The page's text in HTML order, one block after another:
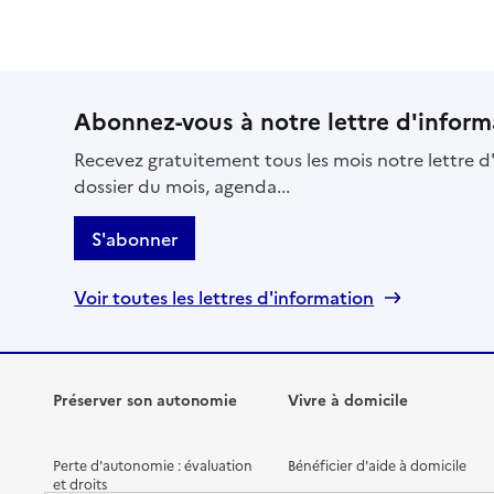
Abonnez-vous à notre lettre
Recevez gratuitement tous les mois notre lettre
dossier du mois, agenda...
S'abonner
Voir toutes les lettres d'information
Préserver son autonomie
Perte d'autonomie : évaluation
et droits
Vivre à domicile
Bénéficier d'aide à domicile